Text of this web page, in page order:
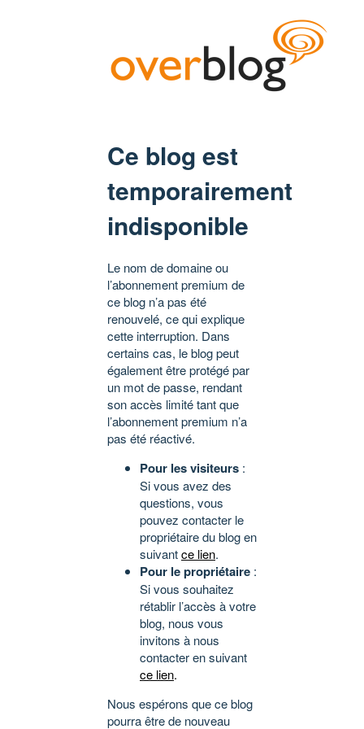
Ce blog est
temporairement
indisponible
Le nom de domaine ou
l’abonnement premium de
ce blog n’a pas été
renouvelé, ce qui explique
cette interruption. Dans
certains cas, le blog peut
également être protégé par
un mot de passe, rendant
son accès limité tant que
l’abonnement premium n’a
pas été réactivé.
Pour les visiteurs :
Si vous avez des
questions, vous
pouvez contacter le
propriétaire du blog en
suivantce lien.
Pour le propriétaire :
Si vous souhaitez
rétablir l’accès à votre
blog, nous vous
invitons à nous
contacter en suivant
ce lien.
Nous espérons que ce blog
pourra être de nouveau